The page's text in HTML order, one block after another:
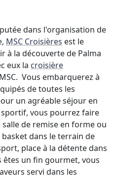
dans l'organisation de
MSC Croisières est le
à la découverte de Palma
eux la croisière
MSC. Vous embarquerez à
de toutes les
un agréable séjour en
sportif, vous pourrez faire
de remise en forme ou
dans le terrain de
place à la détente dans
êtes un fin gourmet, vous
servi dans les